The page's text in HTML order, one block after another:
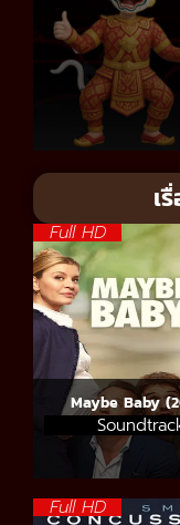
เ
Full HD
Maybe Baby
Full HD